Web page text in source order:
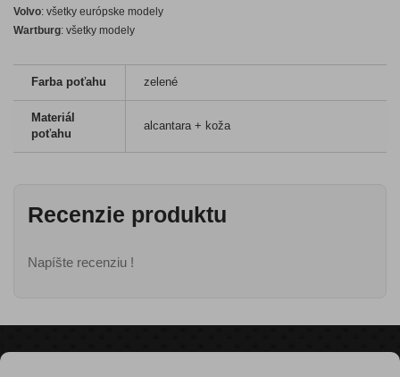
Volvo: všetky európske modely
Wartburg: všetky modely
Farba poťahu zelené
Materiál
poťahu
alcantara + koža
Recenzie produktu
Napíšte recenziu !